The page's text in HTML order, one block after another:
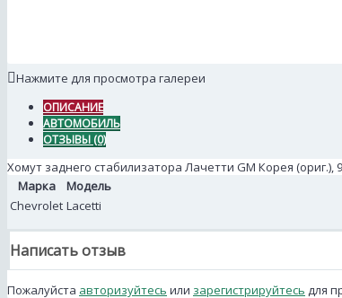
Нажмите для просмотра галереи
ОПИСАНИЕ
АВТОМОБИЛЬ
ОТЗЫВЫ (0)
Хомут заднего стабилизатора Лачетти GM Корея (ориг.),
Марка
Модель
Chevrolet Lacetti
Написать отзыв
Пожалуйста авторизуйтесь или зарегистрируйтесь для